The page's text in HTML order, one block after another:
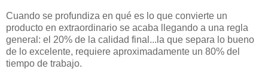
Cuando se profundiza en qué es lo que convierte un
producto en extraordinario se acaba llegando a una regla
general: el 20% de la calidad final...la que separa lo bueno
de lo excelente, requiere aproximadamente un 80% del
tiempo de trabajo.